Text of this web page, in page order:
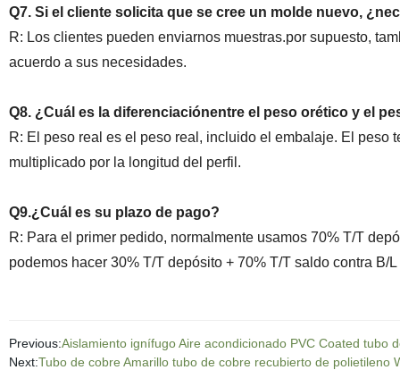
Q7. Si el cliente solicita que se cree un molde nuevo,
R: Los clientes pueden enviarnos muestras.por supuesto,
acuerdo a sus necesidades.
Q8. ¿Cuál es la diferenciaciónentre el peso orético y el
R: El peso real es el peso real, incluido el embalaje. El
multiplicado por la longitud del perfil.
Q9.¿Cuál es su plazo de pago?
R: Para el primer pedido, normalmente usamos 70% T/T
podemos hacer 30% T/T depósito + 70% T/T saldo contra B/L
Previous:Aislamiento ignífugo Aire acondicionado PVC Coated tubo
Next:Tubo de cobre Amarillo tubo de cobre recubierto de polietileno